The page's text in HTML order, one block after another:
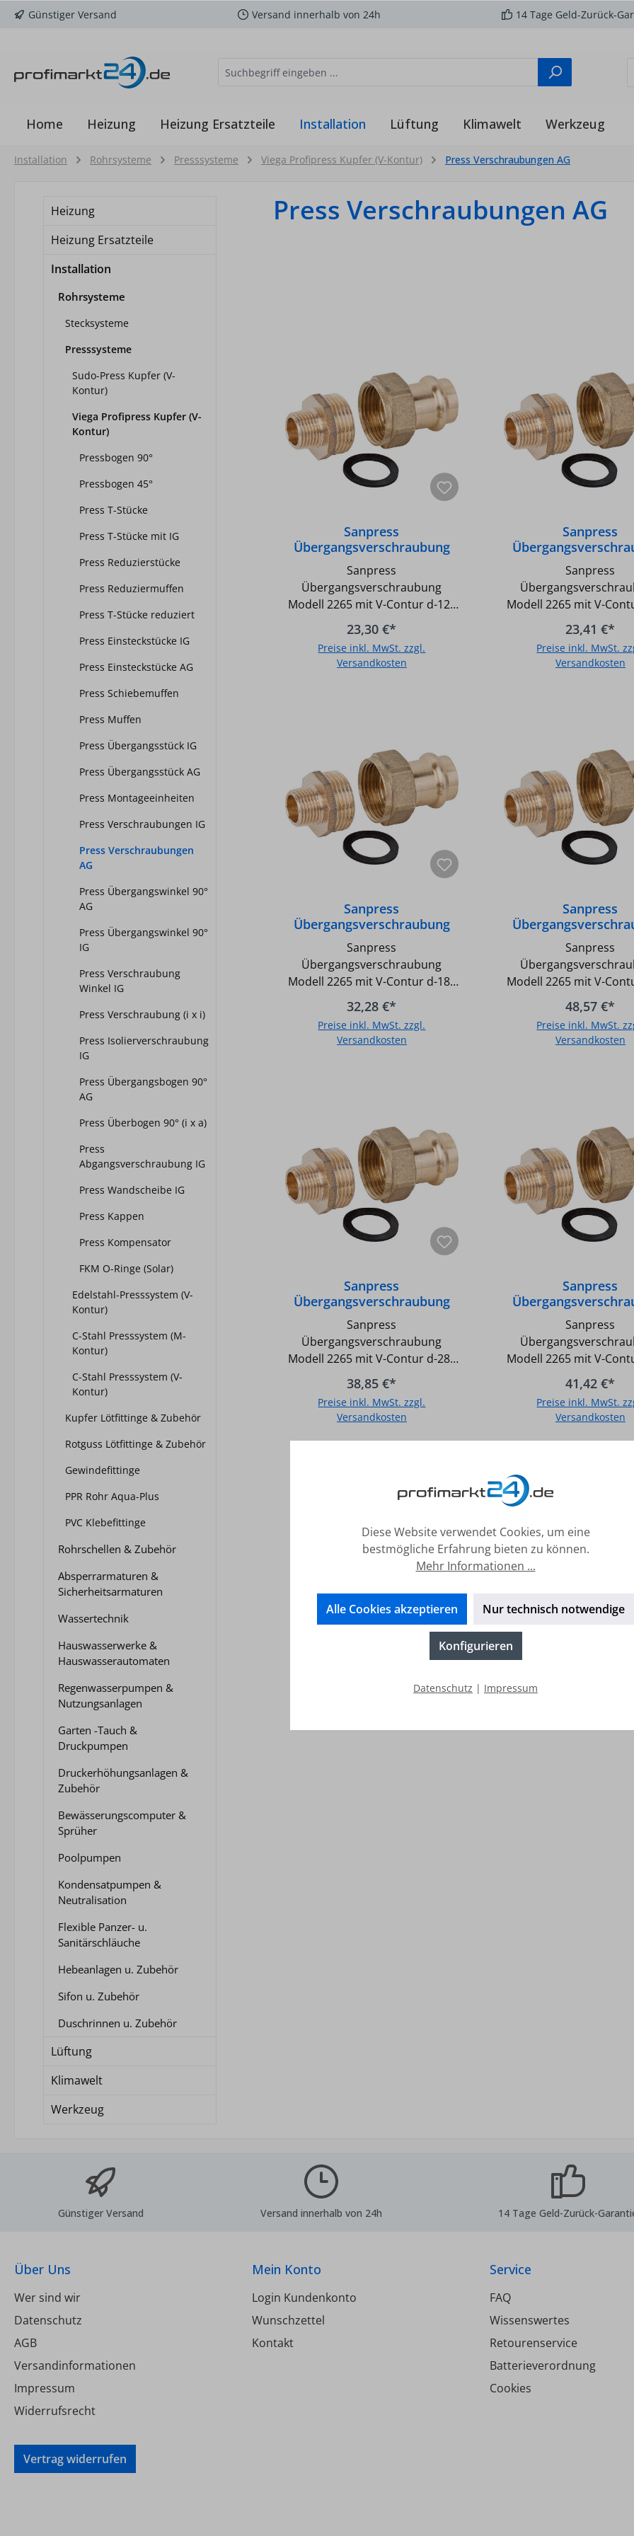
Hauptinhalt springen
Zur Suche springen
Zur Hauptnavigation springen
Günstiger Versand Versand innerhalb von 24h 14 Tage Geld-Zurück-
Home Heizung Heizung Ersatzteile Installation Lüftung Klimawelt Werkzeug
Installation Rohrsysteme Presssysteme Viega Profipress Kupfer (V-Kontur) Press Verschraubungen AG
Heizung
Heizung Ersatzteile
Installation
Rohrsysteme
Stecksysteme
Presssysteme
Sudo-Press Kupfer (V-
Kontur)
Viega Profipress Kupfer (V-
Kontur)
Pressbogen 90°
Pressbogen 45°
Press T-Stücke
Press T-Stücke mit IG
Press Reduzierstücke
Press Reduziermuffen
Press T-Stücke reduziert
Press Einsteckstücke IG
Press Einsteckstücke AG
Press Schiebemuffen
Press Muffen
Press Übergangsstück IG
Press Übergangsstück AG
Press Montageeinheiten
Press Verschraubungen IG
Press Verschraubungen
AG
Press Übergangswinkel 90°
AG
Press Übergangswinkel 90°
IG
Press Verschraubung
Winkel IG
Press Verschraubung (i x i)
Press Isolierverschraubung
IG
Press Übergangsbogen 90°
AG
Press Überbogen 90° (i x a)
Press
Abgangsverschraubung IG
Press Wandscheibe IG
Press Kappen
Press Kompensator
FKM O-Ringe (Solar)
Edelstahl-Presssystem (V-
Kontur)
C-Stahl Presssystem (M-
Kontur)
C-Stahl Presssystem (V-
Kontur)
Kupfer Lötfittinge & Zubehör
Rotguss Lötfittinge & Zubehör
Gewindefittinge
PPR Rohr Aqua-Plus
PVC Klebefittinge
Rohrschellen & Zubehör
Absperrarmaturen &
Sicherheitsarmaturen
Wassertechnik
Hauswasserwerke &
Hauswasserautomaten
Regenwasserpumpen &
Nutzungsanlagen
Garten -Tauch &
Druckpumpen
Druckerhöhungsanlagen &
Zubehör
Bewässerungscomputer &
Sprüher
Poolpumpen
Kondensatpumpen &
Neutralisation
Flexible Panzer- u.
Sanitärschläuche
Hebeanlagen u. Zubehör
Sifon u. Zubehör
Duschrinnen u. Zubehör
Lüftung
Klimawelt
Werkzeug
Press Verschraubungen AG
Sanpress
Übergangsverschraubung
Modell 2265 mit V-Contur d-
12x R-1/2 AG
Sanpress
Übergangsverschraubung
Modell 2265 mit V-Contur d-12x
R-1/2 AG - Ein System für
Sanitär- und Heizungsanlagen -
Gemäß UBA-Positivliste für
Trinkwasser geeignet -
EPDM (Farbe schwarz) -
Temperatur bei Warm- und
Kaltwasser max.: 110GradC /
Druck max.: 16 bar - Temperatur
bei Heizungsinstallationen max.:
100GradC / Druck max.: 16 bar, -
Flachdichtend
23,30 €*
Preise inkl. MwSt. zzgl.
Versandkosten
Sanpress
Modell 2265 mit V-
15x R-1/2 AG
Sanpress
Modell 2265 mit V-
R-1/2 AG -
System für Sanitär-
Heizungsanlagen -
Positivliste für
EPDM (Farbe
Temperatur bei
Kaltwasser max.: 110GradC /
Druck max.: 16 bar -
bei
100GradC / Druck
23,41 €*
Preise inkl. MwSt.
Versandkosten
Sanpress
Übergangsverschraubung
Modell 2265 mit V-Contur d-
18x R-3/4 AG
Sanpress
Übergangsverschraubung
Modell 2265 mit V-Contur d-18x
R-3/4 AG - Flachdichtend, - Ein
System für Sanitär- und
Heizungsanlagen - Gemäß UBA-
Positivliste für Trinkwasser
EPDM (Farbe schwarz) -
Temperatur bei Warm- und
Kaltwasser max.: 110GradC /
Druck max.: 16 bar - Temperatur
bei Heizungsinstallationen max.:
100GradC / Druck max.: 16 bar
32,28 €*
Preise inkl. MwSt. zzgl.
Versandkosten
Sanpress
Modell 2265 mit V-
22x R-1 AG
Sanpress
Modell 2265 mit V-
R-1 AG - Ein System für
und Heizungsanlagen -
UBA-Positivliste für
geeignet - Unverpresst
Temperatur bei
Kaltwasser max.: 110GradC /
Druck max.: 16 bar -
bei
100GradC / Druck max.:
Flachdichtend
48,57 €*
Preise inkl. MwSt.
Versandkosten
Sanpress
Übergangsverschraubung
Modell 2265 mit V-Contur d-
28x R-1 AG
Sanpress
Übergangsverschraubung
Modell 2265 mit V-Contur d-28x
R-1 AG - Ein System für Sanitär-
und Heizungsanlagen - Gemäß
UBA-Positivliste für Trinkwasser
geeignet - Unverpresst undicht -
SC-Kontur (safety circuit) -
EPDM (Farbe schwarz) -
Kaltwasser max.: 110GradC /
Druck max.: 16 bar - Temperatur
bei Heizungsinstallationen max.:
Flachdichtend
38,85 €*
Preise inkl. MwSt. zzgl.
Versandkosten
In den Warenkorb
Sanpress
Modell 2265 mit V-
28x R-3/4 AG
Sanpress
Modell 2265 mit V-
R-3/4 AG -
System für Sanitär-
Heizungsanlagen -
Positivliste für
geeignet - Unverpresst
Kupfer/Rotguss - O-
Temperatur bei
Kaltwasser max.: 110GradC /
Druck max.: 16 bar -
41,42 €*
Preise inkl. MwSt.
Versandkosten
In den
Günstiger Versand Versand innerhalb von 24h 14 Tage Geld-Zurück-
Über Uns
Wer sind wir
Datenschutz
AGB
Versandinformationen
Impressum
Widerrufsrecht
Vertrag widerrufen
Mein Konto
Login Kundenkonto
Wunschzettel
Kontakt
Service
FAQ
Wissenswertes
Retourenservice
Batterieverordnung
Cookies
Diese Website verwendet Cookies, um eine
bestmögliche Erfahrung bieten zu können.
Mehr Informationen ...
Alle Cookies akzeptieren Nur technisch notwendige
Konfigurieren
Datenschutz | Impressum